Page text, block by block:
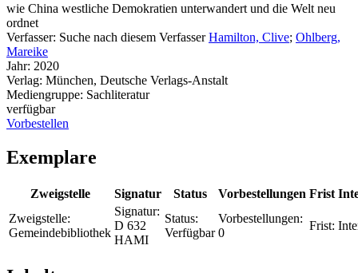
wie China westliche Demokratien unterwandert und die Welt neu
ordnet
Verfasser: Suche nach diesem Verfasser Hamilton, Clive; Ohlberg,
Mareike
Jahr: 2020
Verlag: München, Deutsche Verlags-Anstalt
Mediengruppe: Sachliteratur
verfügbar
Vorbestellen
Exemplare
Zweigstelle Signatur Status Vorbestellungen Frist
Zweigstelle:
Gemeindebibliothek
Signatur:
D 632
HAMI
Status:
Verfügbar
Vorbestellungen:
0
Frist: